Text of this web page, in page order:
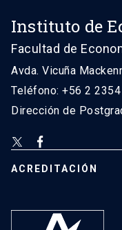
Instituto de
Facultad de
Avda. Vicuña
Teléfono: +56 2
Dirección de
ACREDITACIÓN